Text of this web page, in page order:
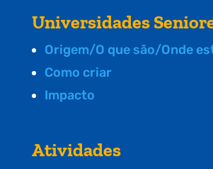
Universidades
Origem/O que são/Onde
Como criar
Impacto
Atividades